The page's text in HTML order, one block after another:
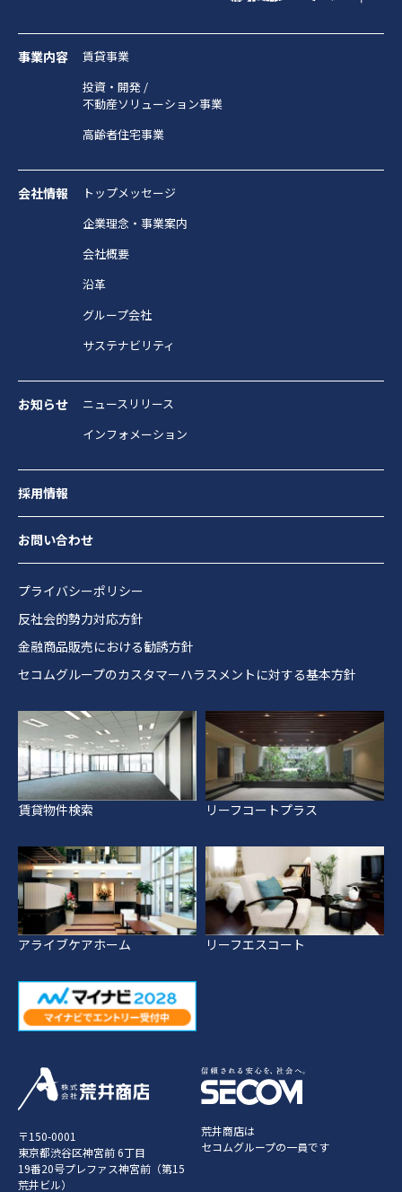
事業内容
賃貸事業
投資・開発 /
不動産ソリューション事業
高齢者住宅事業
会社情報
トップメッセージ
企業理念・事業案内
会社概要
沿革
グループ会社
サステナビリティ
お知らせ
ニュースリリース
インフォメーション
採用情報
お問い合わせ
プライバシーポリシー
反社会的勢力対応方針
金融商品販売における勧誘方針
セコムグループのカスタマーハラスメントに対する基本方針
賃貸物件検索 リーフコートプラス
アライブケアホーム リーフエスコート
〒150-0001
東京都渋谷区神宮前 6丁目
19番20号プレファス神宮前（第15
荒井ビル）
荒井商店は
セコムグループの一員です